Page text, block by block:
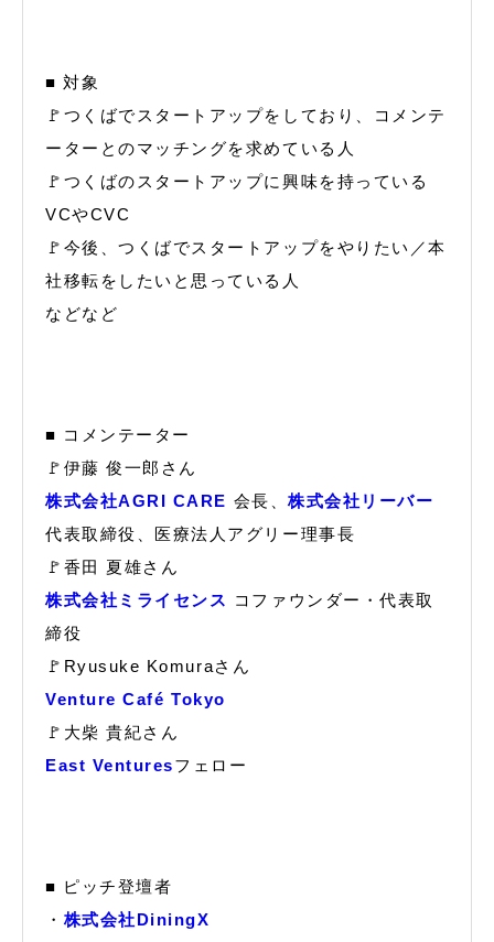
■ 対象
🚩つくばでスタートアップをしており、コメンテ
ーターとのマッチングを求めている人
🚩つくばのスタートアップに興味を持っている
VCやCVC
🚩今後、つくばでスタートアップをやりたい／本
社移転をしたいと思っている人
などなど
■ コメンテーター
🚩伊藤 俊一郎さん
株式会社AGRI CARE 会長、株式会社リーバー
代表取締役、医療法人アグリー理事長
🚩香田 夏雄さん
株式会社ミライセンス コファウンダー・代表取
締役
🚩Ryusuke Komuraさん
Venture Café Tokyo
🚩大柴 貴紀さん
East Venturesフェロー
■ ピッチ登壇者
・ 株式会社DiningX